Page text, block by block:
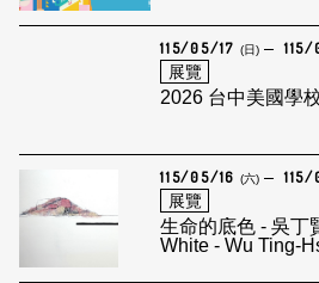
115/05/17 (日) 115/
展覽
2026 台中美國學
115/05/16 (六) 115/
展覽
生命的底色 - 吳丁賢個展
White - Wu